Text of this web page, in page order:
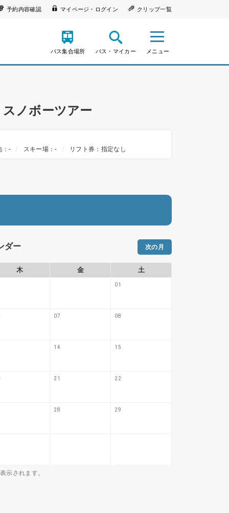
予約内容確認 マイページ・ログイン クリップ一覧
バス集合場所 バス・マイカー メニュー
ノボーツアー
：- スキー場：- リフト券：指定なし
ダー 次の月
木 金 土
01
07 08
14 15
21 22
28 29
示されます。